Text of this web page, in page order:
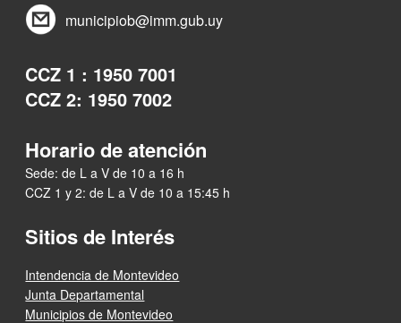
municipiob@imm.gub.uy
CCZ 1 : 1950 7001
CCZ 2: 1950 7002
Horario de atención
Sede: de L a V de 10 a 16 h
CCZ 1 y 2: de L a V de 10 a 15:45 h
Sitios de Interés
Intendencia de Montevideo
Junta Departamental
Municipios de Montevideo